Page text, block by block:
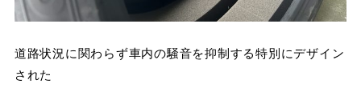
道路状況に関わらず車内の騒音を抑制する特別にデザイン
された